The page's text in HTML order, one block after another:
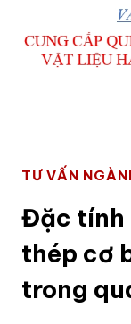
TƯ VẤN
Đặc tính
thép cơ
trong